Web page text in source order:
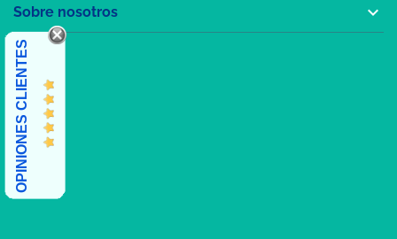
Sobre nosotros 
OPINIONES CLIENTES